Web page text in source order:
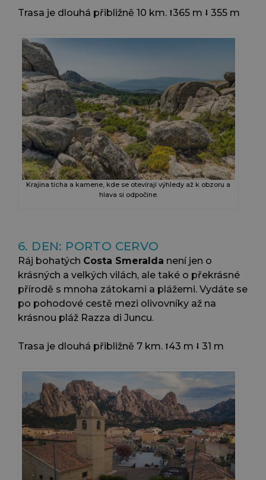
Trasa je dlouhá přibližně 10 km. ⭡365 m ⭣ 355 m
Krajina ticha a kamene, kde se otevírají výhledy až k obzoru a
hlava si odpočine.
6. DEN: PORTO CERVO
Ráj bohatých Costa Smeralda není jen o
krásných a velkých vilách, ale také o překrásné
přírodě s mnoha zátokami a plážemi. Vydáte se
po pohodové cestě mezi olivovníky až na
krásnou pláž Razza di Juncu.
Trasa je dlouhá přibližně 7 km. ⭡43 m ⭣ 31 m